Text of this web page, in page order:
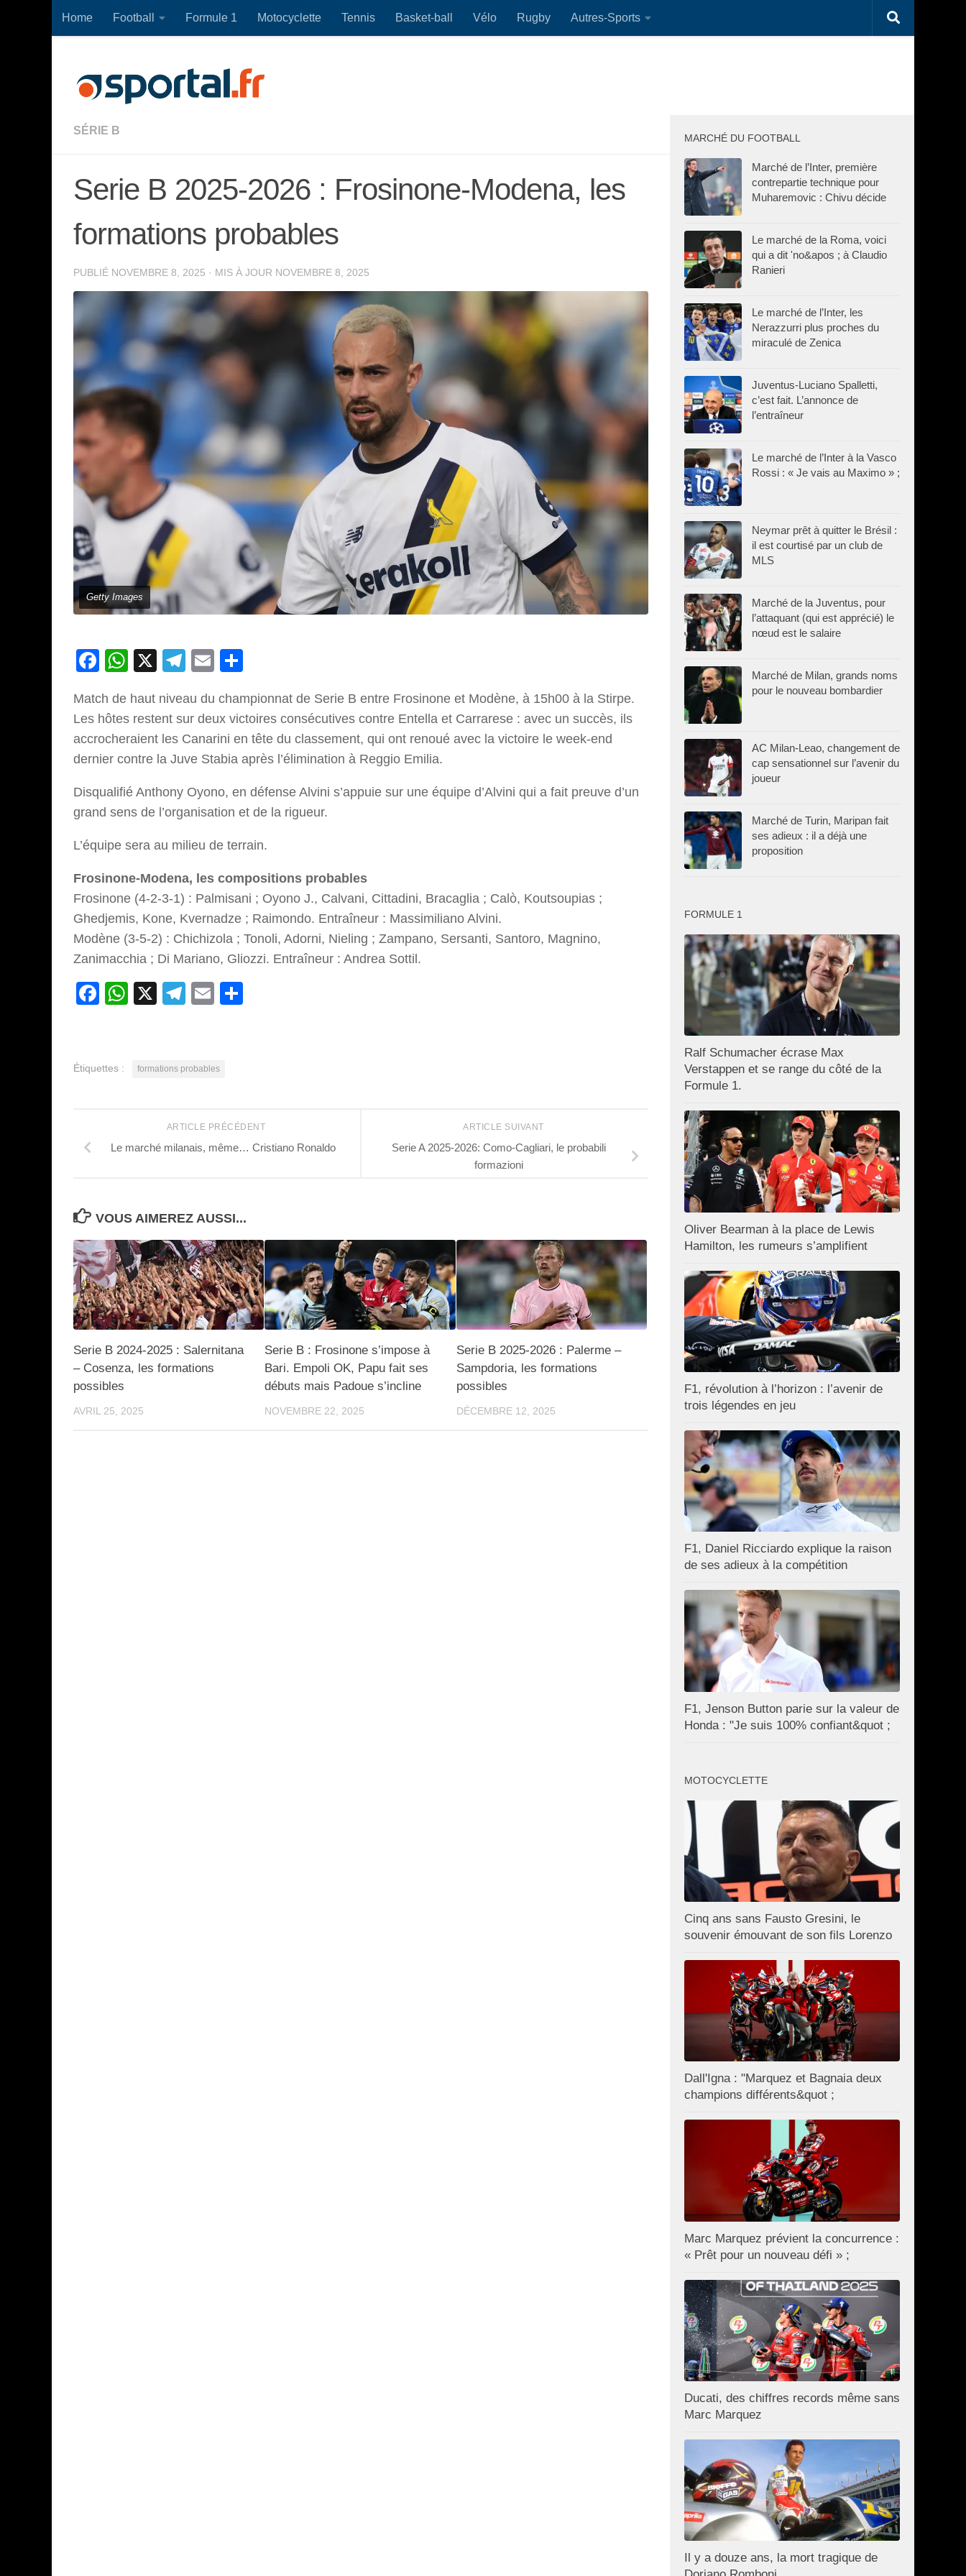
Skip to content
Home Football Formule 1 Motocyclette Tennis Basket-ball Vélo Rugby Autres-Sports
SÉRIE B
Serie B 2025-2026 : Frosinone-Modena, les
formations probables
PUBLIÉ NOVEMBRE 8, 2025 · MIS À JOUR NOVEMBRE 8, 2025
Getty Images
Facebook
WhatsApp
X Telegram
Email
Match de haut niveau du championnat de Serie B entre Frosinone et Modène, à 15h00 à la Stirpe.
Les hôtes restent sur deux victoires consécutives contre Entella et Carrarese : avec un succès, ils
accrocheraient les Canarini en tête du classement, qui ont renoué avec la victoire le week-end
dernier contre la Juve Stabia après l’élimination à Reggio Emilia.
Disqualifié Anthony Oyono, en défense Alvini s’appuie sur une équipe d’Alvini qui a fait preuve d’un
grand sens de l’organisation et de la rigueur.
L’équipe sera au milieu de terrain.
Frosinone-Modena, les compositions probables
Frosinone (4-2-3-1) : Palmisani ; Oyono J., Calvani, Cittadini, Bracaglia ; Calò, Koutsoupias ;
Ghedjemis, Kone, Kvernadze ; Raimondo. Entraîneur : Massimiliano Alvini.
Modène (3-5-2) : Chichizola ; Tonoli, Adorni, Nieling ; Zampano, Sersanti, Santoro, Magnino,
Zanimacchia ; Di Mariano, Gliozzi. Entraîneur : Andrea Sottil.
Facebook
WhatsApp
X Telegram
Email
Étiquettes : formations probables
ARTICLE SUIVANT
Serie A 2025-2026: Como-Cagliari, le probabili
formazioni
ARTICLE PRÉCÉDENT
Le marché milanais, même… Cristiano Ronaldo
VOUS AIMEREZ AUSSI...
Serie B 2024-2025 : Salernitana
– Cosenza, les formations
possibles
AVRIL 25, 2025
Serie B : Frosinone s’impose à
Bari. Empoli OK, Papu fait ses
débuts mais Padoue s’incline
NOVEMBRE 22, 2025
Serie B 2025-2026 : Palerme –
Sampdoria, les formations
possibles
DÉCEMBRE 12, 2025
MARCHÉ DU FOOTBALL
Marché de l’Inter, première
contrepartie technique pour
Muharemovic : Chivu décide
Le marché de la Roma, voici
qui a dit 'no&apos ; à Claudio
Ranieri
Le marché de l’Inter, les
Nerazzurri plus proches du
miraculé de Zenica
Juventus-Luciano Spalletti,
c’est fait. L’annonce de
l’entraîneur
Le marché de l’Inter à la Vasco
Rossi : « Je vais au Maximo » ;
Neymar prêt à quitter le Brésil :
il est courtisé par un club de
MLS
Marché de la Juventus, pour
l’attaquant (qui est apprécié) le
nœud est le salaire
Marché de Milan, grands noms
pour le nouveau bombardier
AC Milan-Leao, changement de
cap sensationnel sur l’avenir du
joueur
Marché de Turin, Maripan fait
ses adieux : il a déjà une
proposition
FORMULE 1
Ralf Schumacher écrase Max
Verstappen et se range du côté de la
Formule 1.
Oliver Bearman à la place de Lewis
Hamilton, les rumeurs s’amplifient
F1, révolution à l’horizon : l’avenir de
trois légendes en jeu
F1, Daniel Ricciardo explique la raison
de ses adieux à la compétition
F1, Jenson Button parie sur la valeur de
Honda : "Je suis 100% confiant&quot ;
MOTOCYCLETTE
Cinq ans sans Fausto Gresini, le
souvenir émouvant de son fils Lorenzo
Dall'Igna : "Marquez et Bagnaia deux
champions différents&quot ;
Marc Marquez prévient la concurrence :
« Prêt pour un nouveau défi » ;
Ducati, des chiffres records même sans
Marc Marquez
Il y a douze ans, la mort tragique de